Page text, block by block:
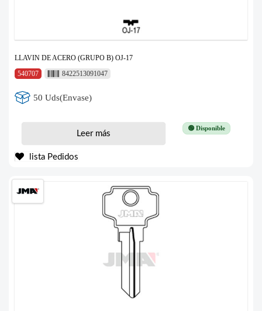
LLAVIN DE ACERO (GRUPO B) OJ-17
540707
8422513091047
50 Uds(Envase)
🟢 Disponible
Leer más
lista Pedidos